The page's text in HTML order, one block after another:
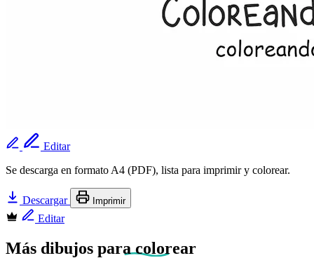
Editar
Se descarga en formato A4 (PDF), lista para imprimir y colorear.
Descargar Imprimir
Editar
Más dibujos para colorear